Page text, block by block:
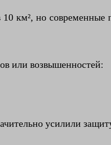
км², но современные
или возвышенностей:
усилили